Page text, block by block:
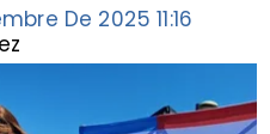
De 2025 11:16